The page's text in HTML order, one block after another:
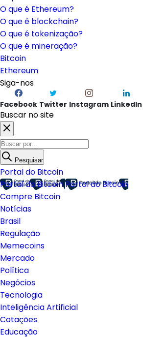
O que é Ethereum?
O que é blockchain?
O que é tokenização?
O que é mineração?
Bitcoin
Ethereum
Siga-nos
Facebook Twitter Instagram LinkedIn
Buscar no site
Pesquisar
Portal do Bitcoin
Portal do BitcoinPortal do Bitcoin
Compre Bitcoin
Notícias
Brasil
Regulação
Memecoins
Mercado
Política
Negócios
Tecnologia
Inteligência Artificial
Cotações
Educação